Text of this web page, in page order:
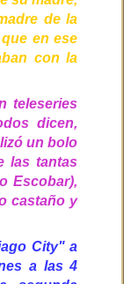
de la
en ese
con la
teleseries
dicen,
un bolo
las tantas
Escobar),
castaño y
City" a
a las 4